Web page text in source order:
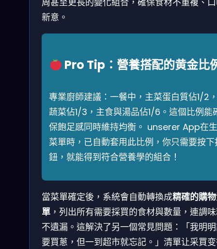
新意。
Pro Tip：營養搭配的黄金比
專業廚師建議：一餐中，主菜蛋白質佔1/2
蔬菜佔1/3，主食與湯品佔1/6。這個比例能
保飽足感同時維持均衡。 unserer App在
菜單時，已自動套用此比例，你只需要按下
鈕，就能得到符合營養學的組合！
當菜單確定後，系統會自動轉換成精確的購
單 ，列出所有需要採買的食材與數量，連調
不遺漏。這解決了另一個常見問題：「我明
要買蔥，但一到超市就忘記。」清單让采買